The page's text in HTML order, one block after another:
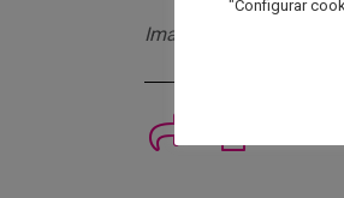
Imagen generada con
"Configurar